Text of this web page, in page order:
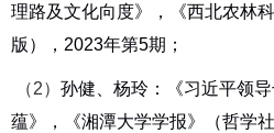
理路及文化向度》，《西北农林
版）， 2023年第5期；
（2） 孙健、杨玲：《习近平领
蕴》，《湘潭大学学报》（哲学